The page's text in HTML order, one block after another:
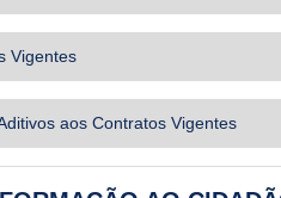
Vigentes
aos Contratos Vigentes